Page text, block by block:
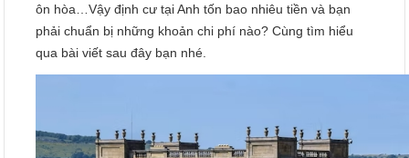
ôn hòa…Vậy định cư tại Anh tốn bao nhiêu tiền và bạn
phải chuẩn bị những khoản chi phí nào? Cùng tìm hiểu
qua bài viết sau đây bạn nhé.